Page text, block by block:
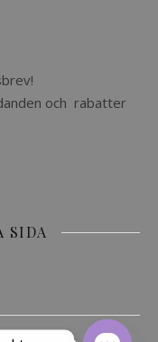
och rabatter
SIDA